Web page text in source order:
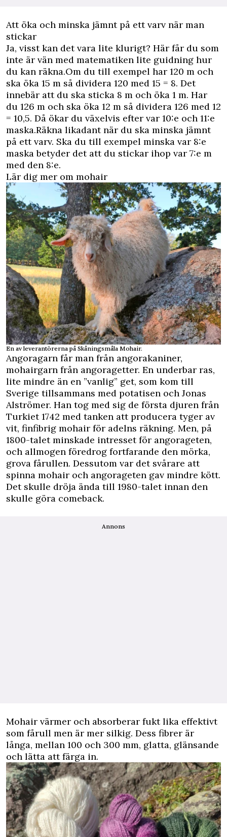
Att öka och minska jämnt på ett varv när man
stickar
Ja, visst kan det vara lite klurigt? Här får du som
inte är vän med matematiken lite guidning hur
du kan räkna.Om du till exempel har 120 m och
ska öka 15 m så dividera 120 med 15 = 8. Det
innebär att du ska sticka 8 m och öka 1 m. Har
du 126 m och ska öka 12 m så dividera 126 med 12
= 10,5. Då ökar du växelvis efter var 10:e och 11:e
maska.Räkna likadant när du ska minska jämnt
på ett varv. Ska du till exempel minska var 8:e
maska betyder det att du stickar ihop var 7:e m
med den 8:e.
Lär dig mer om mohair
En av leverantörerna på Skåningsmåla Mohair.
Angoragarn får man från angorakaniner,
mohairgarn från angoragetter. En underbar ras,
lite mindre än en ”vanlig” get, som kom till
Sverige tillsammans med potatisen och Jonas
Alströmer. Han tog med sig de första djuren från
Turkiet 1742 med tanken att producera tyger av
vit, finfibrig mohair för adelns räkning. Men, på
1800-talet minskade intresset för angorageten,
och allmogen föredrog fortfarande den mörka,
grova fårullen. Dessutom var det svårare att
spinna mohair och angorageten gav mindre kött.
Det skulle dröja ända till 1980-talet innan den
skulle göra comeback.
Annons
Mohair värmer och absorberar fukt lika effektivt
som fårull men är mer silkig. Dess fibrer är
långa, mellan 100 och 300 mm, glatta, glänsande
och lätta att färga in.